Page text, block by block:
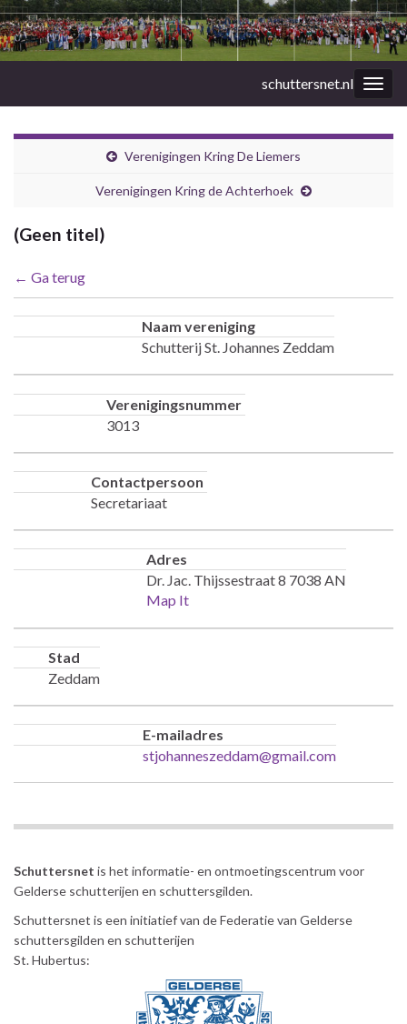
schuttersnet.nl
Verenigingen Kring De Liemers
Verenigingen Kring de Achterhoek
(Geen titel)
← Ga terug
Naam vereniging
Schutterij St. Johannes Zeddam
Verenigingsnummer
3013
Contactpersoon
Secretariaat
Adres
Dr. Jac. Thijssestraat 8 7038 AN
Map It
Stad
Zeddam
E-mailadres
stjohanneszeddam@gmail.com
Schuttersnet is het informatie- en ontmoetingscentrum voor
Gelderse schutterijen en schuttersgilden.
Schuttersnet is een initiatief van de Federatie van Gelderse
schuttersgilden en schutterijen
St. Hubertus: